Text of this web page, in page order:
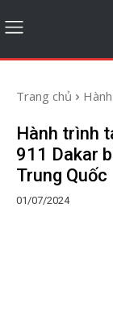
Trang chủ
Hành trình
911 Dakar
Trung Quốc
01/07/2024